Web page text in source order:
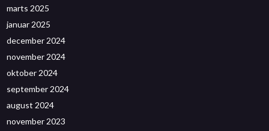
marts 2025
januar 2025
december 2024
november 2024
oktober 2024
september 2024
august 2024
november 2023